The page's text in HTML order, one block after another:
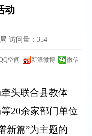
动
访问量： 354
空间 新浪微博 微信
头联合县教体
20余家部门单位
新篇”为主题的